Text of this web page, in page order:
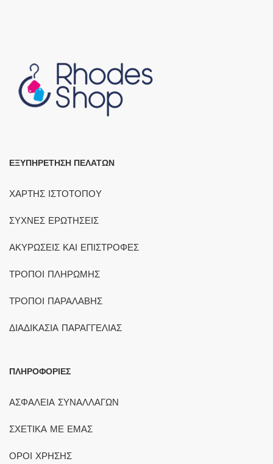
ΕΞΥΠΗΡΕΤΗΣΗ ΠΕΛΑΤΩΝ
ΧΑΡΤΗΣ ΙΣΤΟΤΟΠΟΥ
ΣΥΧΝΕΣ ΕΡΩΤΗΣΕΙΣ
ΑΚΥΡΩΣΕΙΣ ΚΑΙ ΕΠΙΣΤΡΟΦΕΣ
ΤΡΟΠΟΙ ΠΛΗΡΩΜΗΣ
ΤΡΟΠΟΙ ΠΑΡΑΛΑΒΗΣ
ΔΙΑΔΙΚΑΣΙΑ ΠΑΡΑΓΓΕΛΙΑΣ
ΠΛΗΡΟΦΟΡΙΕΣ
ΑΣΦΑΛΕΙΑ ΣΥΝΑΛΛΑΓΩΝ
ΣΧΕΤΙΚΑ ΜΕ ΕΜΑΣ
ΟΡΟΙ ΧΡΗΣΗΣ